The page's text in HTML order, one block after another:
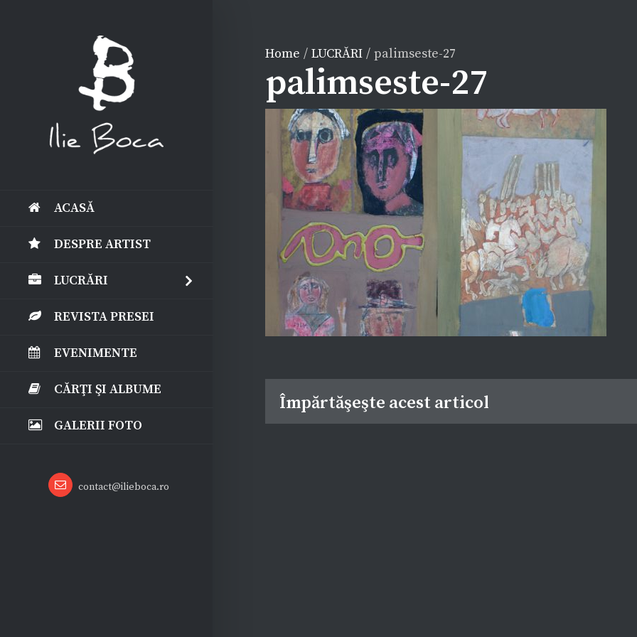
ACASĂ
DESPRE ARTIST
LUCRĂRI
REVISTA PRESEI
EVENIMENTE
CĂRŢI ŞI ALBUME
GALERII FOTO
Emailcontact@ilieboca.ro
Home / LUCRĂRI / palimseste-27
palimseste-27
Împărtăşeşte acest articol